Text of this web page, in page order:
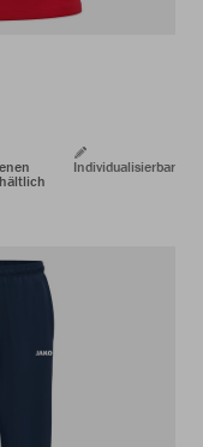
Individualisierbar